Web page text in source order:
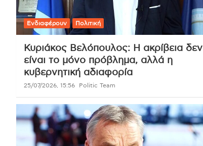
Ενδιαφέρουν Πολιτική
Κυριάκος Βελόπουλος: Η ακρίβεια δεν
είναι το μόνο πρόβλημα, αλλά η
κυβερνητική αδιαφορία
25/07/2026, 15:56 Politic Team